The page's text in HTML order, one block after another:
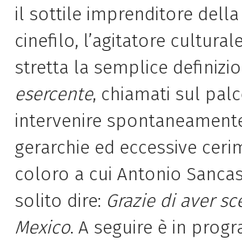
il sottile imprenditore della
cinefilo, l’agitatore
stretta la semplice
esercente, chiamati sul
intervenire
gerarchie ed eccessive
coloro a cui Antonio
solito dire: Grazie di aver
Mexico. A seguire è in